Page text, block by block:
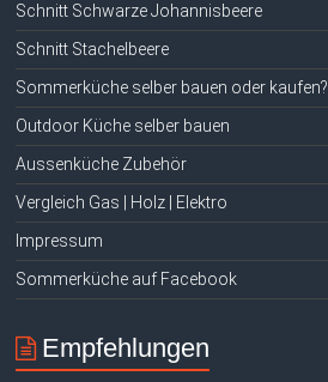
Schnitt Schwarze Johannisbeere
Schnitt Stachelbeere
Sommerküche selber bauen oder kaufen?
Outdoor Küche selber bauen
Aussenküche Zubehör
Vergleich Gas | Holz | Elektro
Impressum
Sommerküche auf Facebook
Empfehlungen